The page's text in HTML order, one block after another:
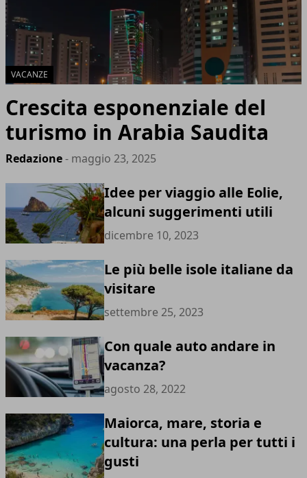
VACANZE
Crescita esponenziale del
turismo in Arabia Saudita
Redazione- maggio 23, 2025
Idee per viaggio alle Eolie,
alcuni suggerimenti utili
dicembre 10, 2023
Le più belle isole italiane da
visitare
settembre 25, 2023
Con quale auto andare in
vacanza?
agosto 28, 2022
Maiorca, mare, storia e
cultura: una perla per tutti i
gusti